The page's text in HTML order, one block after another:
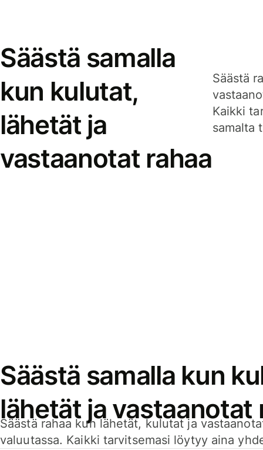
Säästä samalla
kun kulutat,
lähetät ja
vastaanotat rahaa
Säästä
Kaikki
samalta
Säästä samalla kun
lähetät ja vastaanotat
Säästä rahaa kun lähetät, kulutat ja
valuutassa. Kaikki tarvitsemasi löytyy aina